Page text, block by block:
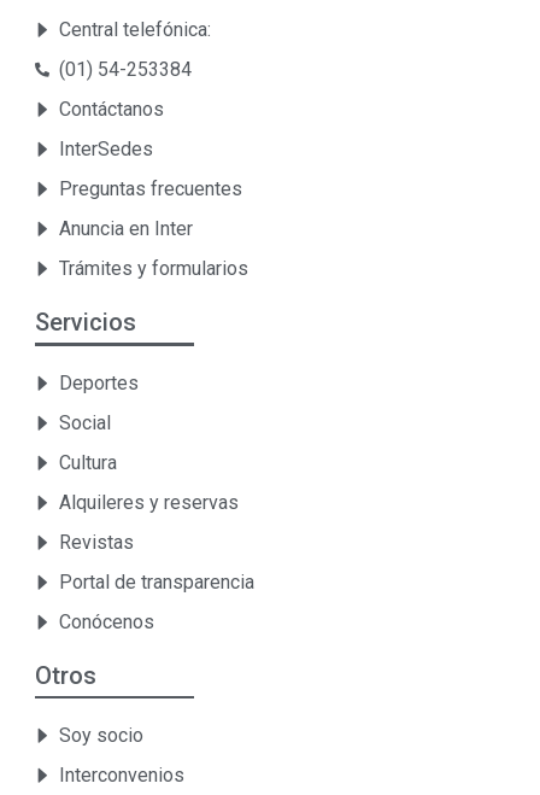
Central telefónica:
(01) 54-253384
Contáctanos
InterSedes
Preguntas frecuentes
Anuncia en Inter
Trámites y formularios
Servicios
Deportes
Social
Cultura
Alquileres y reservas
Revistas
Portal de transparencia
Conócenos
Otros
Soy socio
Interconvenios